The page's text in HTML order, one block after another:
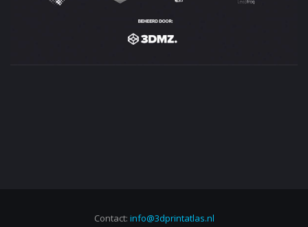
Contact: info@3dprintatlas.nl